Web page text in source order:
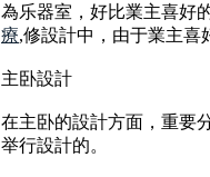
為乐器室，好比業主喜好
療,修設計中，由于業主喜
主卧設計
在主卧的設計方面，重要
举行設計的。